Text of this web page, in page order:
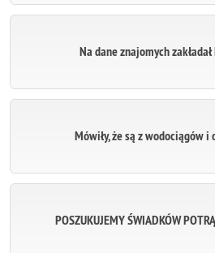
Na dane znajomych
Mówiły, że są z wodociągów
POSZUKUJEMY ŚWIADKÓW